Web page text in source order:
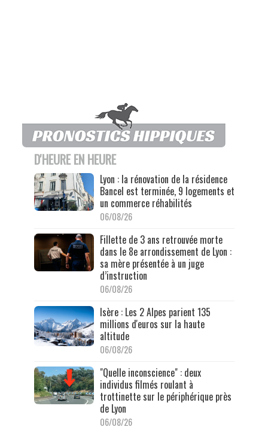
D'HEURE EN HEURE
Lyon : la rénovation de la résidence
Bancel est terminée, 9 logements et
un commerce réhabilités
06/08/26
Fillette de 3 ans retrouvée morte
dans le 8e arrondissement de Lyon :
sa mère présentée à un juge
d’instruction
06/08/26
Isère : Les 2 Alpes parient 135
millions d'euros sur la haute
altitude
06/08/26
"Quelle inconscience" : deux
individus filmés roulant à
trottinette sur le périphérique près
de Lyon
06/08/26